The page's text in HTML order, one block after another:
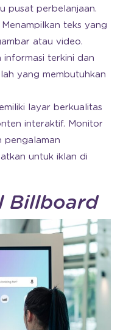
pusat perbelanjaan.
Menampilkan teks yang
atau video.
informasi terkini dan
yang membutuhkan
layar berkualitas
interaktif. Monitor
pengalaman
untuk iklan di
Billboard